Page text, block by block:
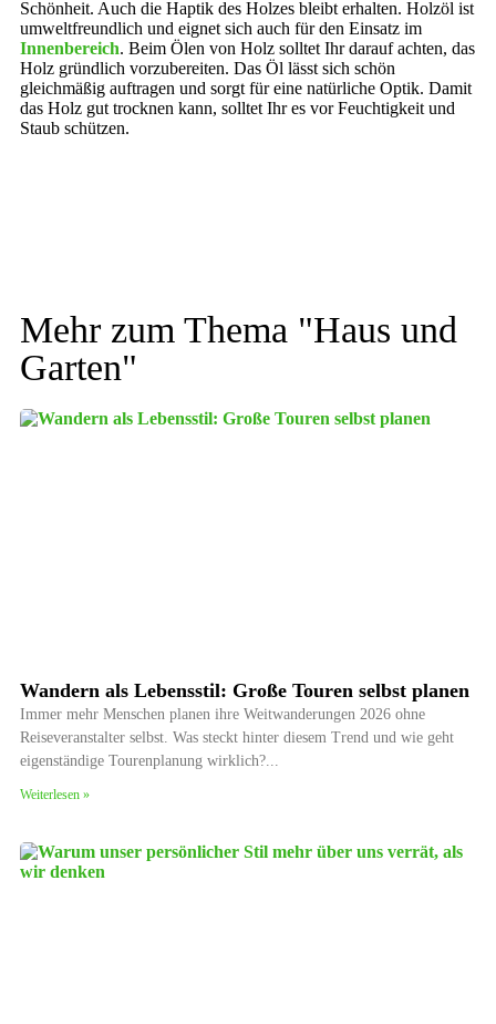
Schönheit. Auch die Haptik des Holzes bleibt erhalten. Holzöl ist
umweltfreundlich und eignet sich auch für den Einsatz im
Innenbereich. Beim Ölen von Holz solltet Ihr darauf achten, das
Holz gründlich vorzubereiten. Das Öl lässt sich schön
gleichmäßig auftragen und sorgt für eine natürliche Optik. Damit
das Holz gut trocknen kann, solltet Ihr es vor Feuchtigkeit und
Staub schützen.
Mehr zum Thema "Haus und
Garten"
Wandern als Lebensstil: Große Touren selbst planen
Immer mehr Menschen planen ihre Weitwanderungen 2026 ohne
Reiseveranstalter selbst. Was steckt hinter diesem Trend und wie geht
eigenständige Tourenplanung wirklich?
Weiterlesen »